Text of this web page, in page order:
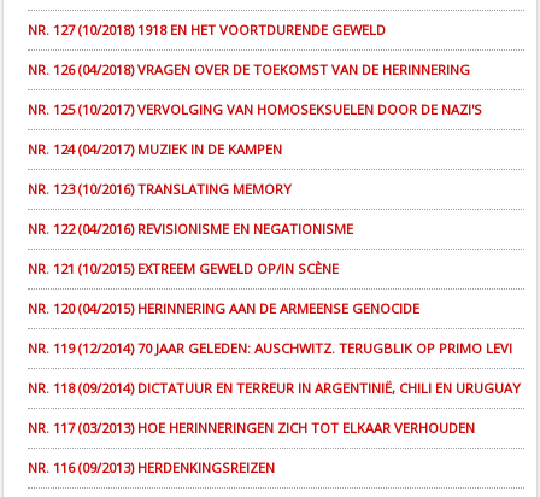
NR. 127 (10/2018) 1918 EN HET VOORTDURENDE GEWELD
NR. 126 (04/2018) VRAGEN OVER DE TOEKOMST VAN DE HERINNERING
NR. 125 (10/2017) VERVOLGING VAN HOMOSEKSUELEN DOOR DE NAZI'S
NR. 124 (04/2017) MUZIEK IN DE KAMPEN
NR. 123 (10/2016) TRANSLATING MEMORY
NR. 122 (04/2016) REVISIONISME EN NEGATIONISME
NR. 121 (10/2015) EXTREEM GEWELD OP/IN SCÈNE
NR. 120 (04/2015) HERINNERING AAN DE ARMEENSE GENOCIDE
NR. 119 (12/2014) 70 JAAR GELEDEN: AUSCHWITZ. TERUGBLIK OP PRIMO LEVI
NR. 118 (09/2014) DICTATUUR EN TERREUR IN ARGENTINIË, CHILI EN URUGUAY
NR. 117 (03/2013) HOE HERINNERINGEN ZICH TOT ELKAAR VERHOUDEN
NR. 116 (09/2013) HERDENKINGSREIZEN